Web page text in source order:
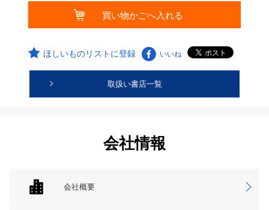
ほしいものリストに登録 いいね
取扱い書店一覧
会社情報
会社概要